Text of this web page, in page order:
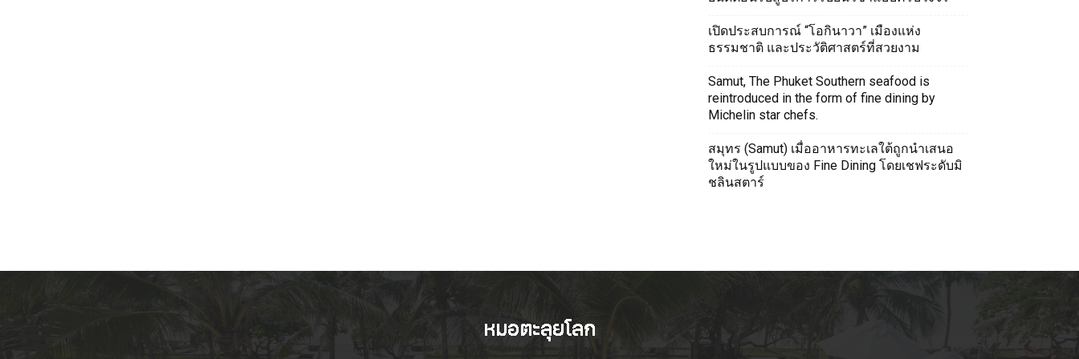
เปิดประสบการณ์ “โอกินาวา” เมืองแห่ง
ธรรมชาติ และประวัติศาสตร์ที่สวยงาม
Samut, The Phuket Southern seafood is
reintroduced in the form of fine dining by
Michelin star chefs.
สมุทร (Samut) เมื่ออาหารทะเลใต้ถูกนำเสนอ
ใหม่ในรูปแบบของ Fine Dining โดยเชฟระดับมิ
ชลินสตาร์